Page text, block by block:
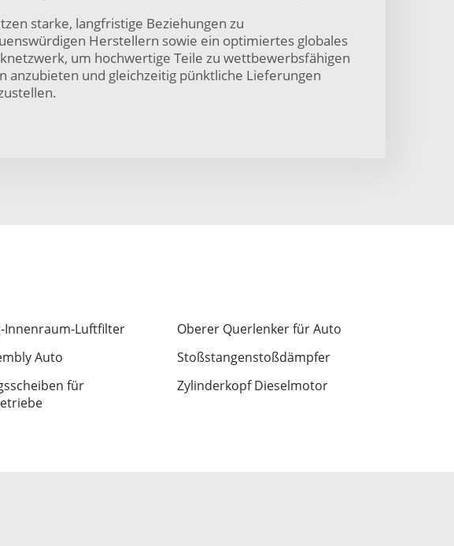
starke, langfristige Beziehungen zu
Herstellern sowie ein optimiertes globales
um hochwertige Teile zu wettbewerbsfähigen
anzubieten und gleichzeitig pünktliche Lieferungen
Innenraum-Luftfilter
Oberer Querlenker für Auto
Auto
Stoßstangenstoßdämpfer
für
Zylinderkopf Dieselmotor